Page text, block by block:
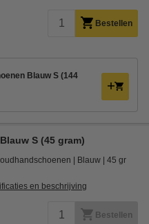
Bestellen
Blauw S (144
S (45 gram)
Blauw 45 gr
en beschrijving
Bestellen